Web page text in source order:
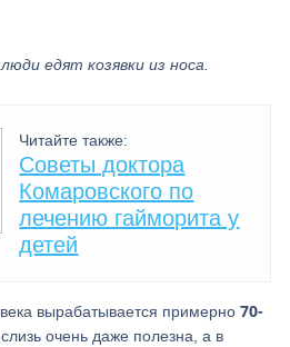
едят козявки из носа.
Читайте также:
Советы доктора
Комаровского по
лечению гайморита у
детей
вырабатывается примерно70-
слизь очень даже полезна, а в